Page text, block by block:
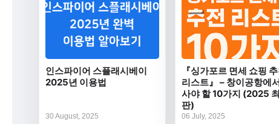
인스파이어 스플래시베이
2025년 이용법
30 August, 2025
『싱가포르 면세 쇼핑
리스트』 – 창이공항에
사야 할 10가지 (2025
판)
06 July, 2025